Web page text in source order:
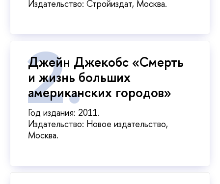
Издательство: Стройиздат, Москва.
Джейн Джекобс «Смерть
и жизнь больших
американских городов»
Год издания: 2011.
Издательство: Новое издательство,
Москва.